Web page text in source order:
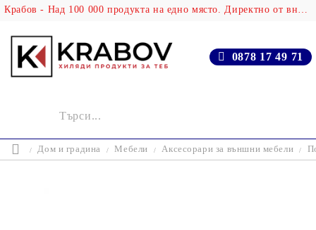
Крабов - Над 100 000 продукта на едно място. Директно от вносителя!
0878 17 49 71
Дом и градина Мебели Аксесорари за външни мебели